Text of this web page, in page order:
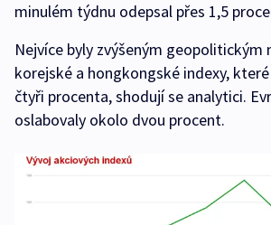
minulém týdnu odepsal přes 1,5
Nejvíce byly zvýšeným geopolitickým
korejské a hongkongské indexy,
čtyři procenta, shodují se analytici.
oslabovaly okolo dvou procent.